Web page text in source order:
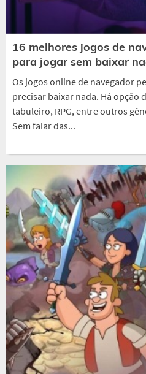
16 melhores jogos de
para jogar sem baixar
Os jogos online de navegador
precisar baixar nada. Há opção
tabuleiro, RPG, entre outros
Sem falar das...